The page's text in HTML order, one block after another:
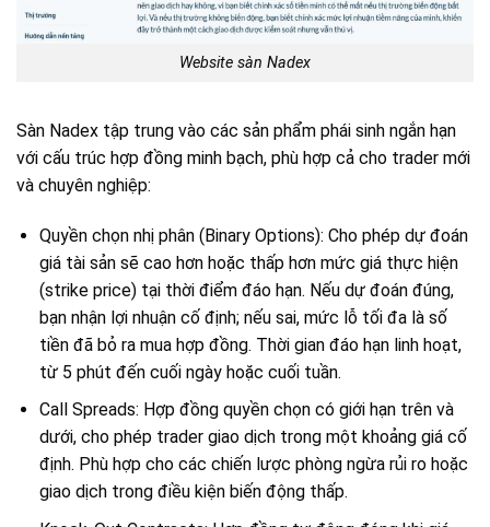
Website sàn Nadex
Sàn Nadex tập trung vào các sản phẩm phái sinh ngắn hạn
với cấu trúc hợp đồng minh bạch, phù hợp cả cho trader mới
và chuyên nghiệp:
Quyền chọn nhị phân (Binary Options): Cho phép dự đoán
giá tài sản sẽ cao hơn hoặc thấp hơn mức giá thực hiện
(strike price) tại thời điểm đáo hạn. Nếu dự đoán đúng,
bạn nhận lợi nhuận cố định; nếu sai, mức lỗ tối đa là số
tiền đã bỏ ra mua hợp đồng. Thời gian đáo hạn linh hoạt,
từ 5 phút đến cuối ngày hoặc cuối tuần.
Call Spreads: Hợp đồng quyền chọn có giới hạn trên và
dưới, cho phép trader giao dịch trong một khoảng giá cố
định. Phù hợp cho các chiến lược phòng ngừa rủi ro hoặc
giao dịch trong điều kiện biến động thấp.